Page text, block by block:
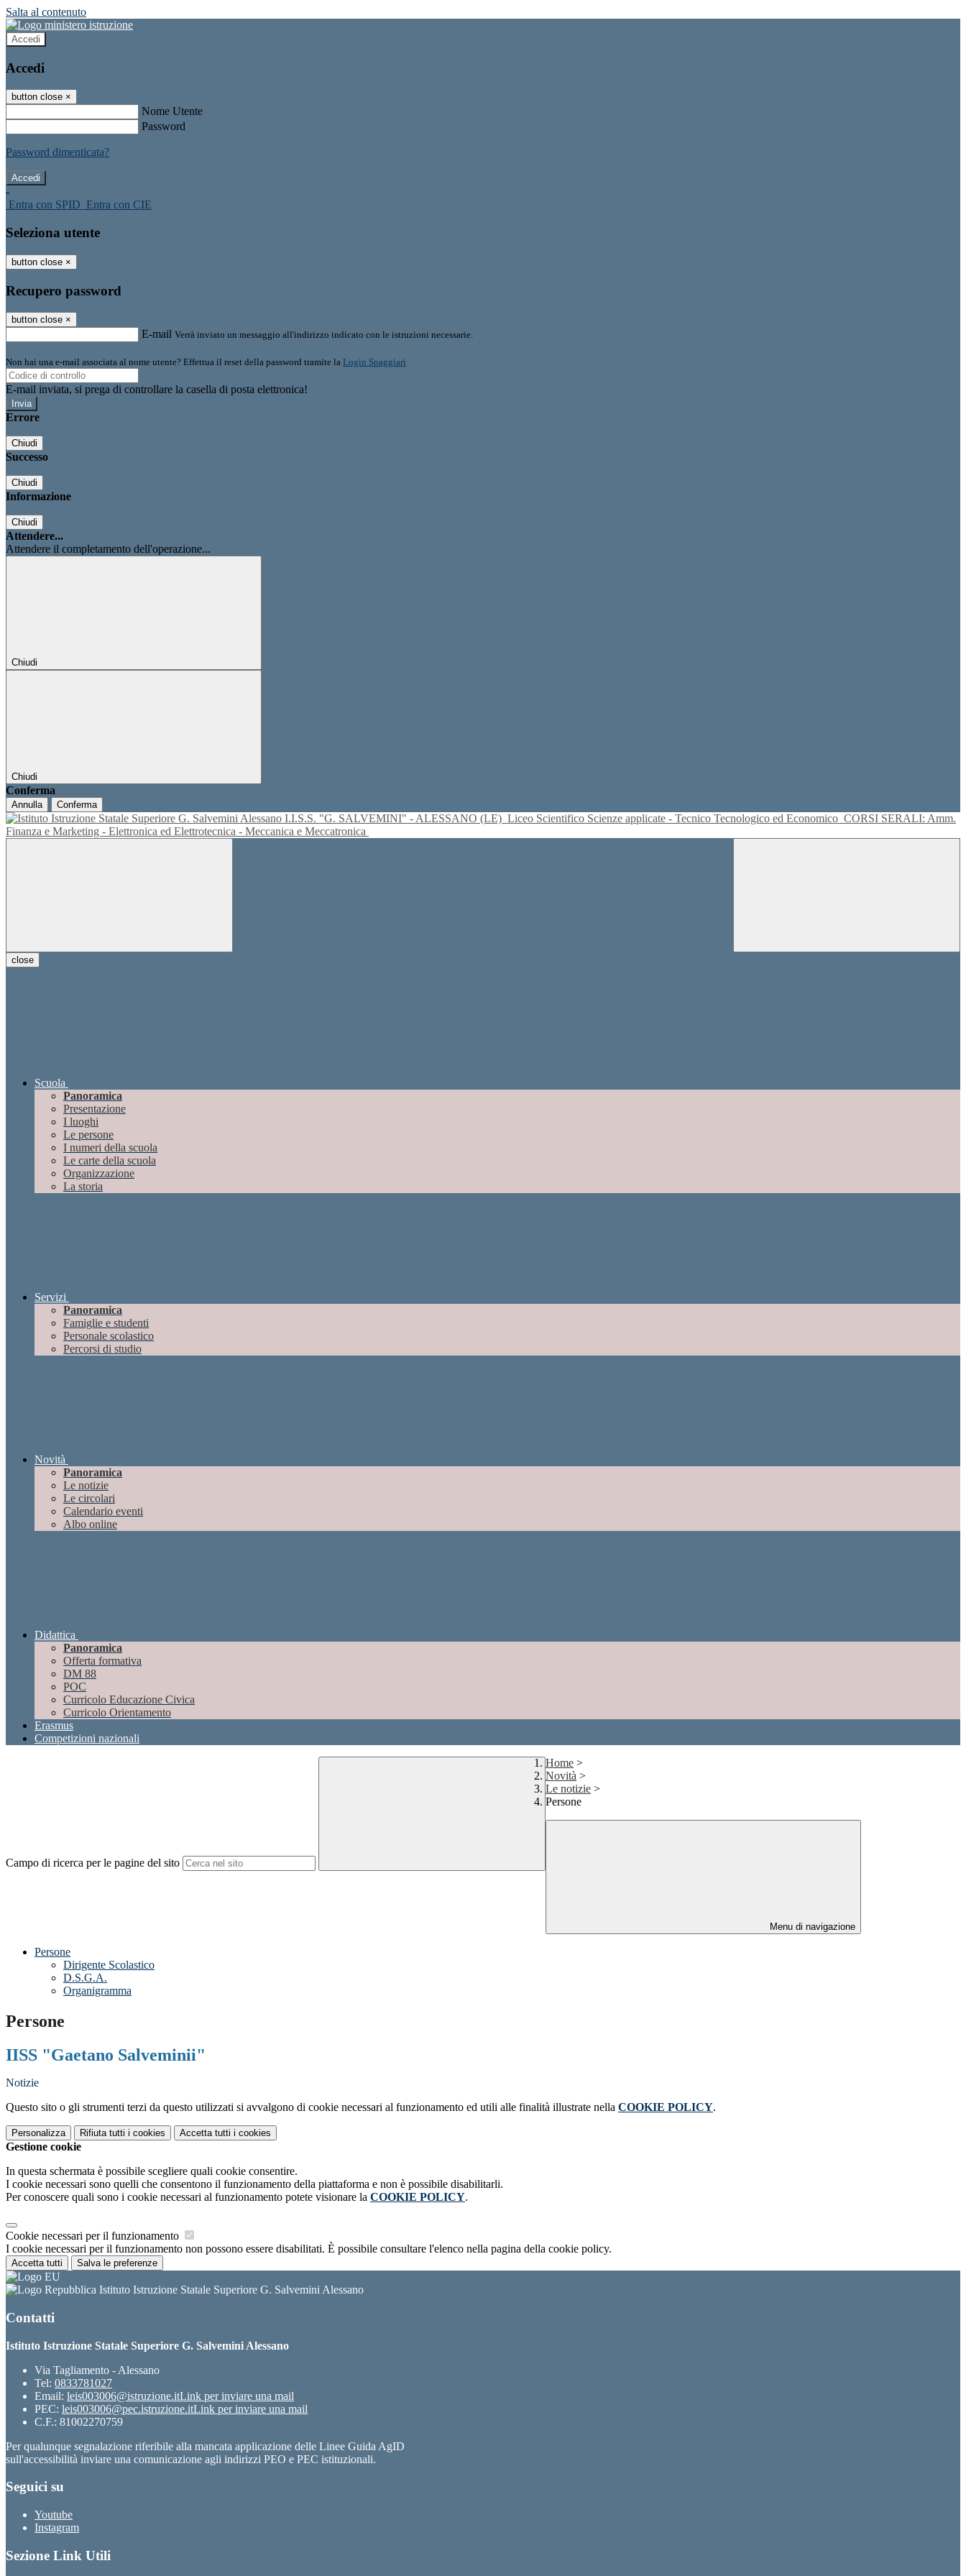
Salta al contenuto
Accedi
Accedi
button close ×
Nome Utente
Password
Password dimenticata?
-
Entra con SPID Entra con CIE
Seleziona utente
button close ×
Recupero password
button close ×
E-mail Verrà inviato un messaggio all'indirizzo indicato con le istruzioni necessarie.
Non hai una e-mail associata al nome utente? Effettua il reset della password tramite la Login Spaggiari
E-mail inviata, si prega di controllare la casella di posta elettronica!
Errore
Chiudi
Successo
Chiudi
Informazione
Chiudi
Attendere...
Attendere il completamento dell'operazione...
Chiudi
Chiudi
Conferma
Annulla Conferma
I.I.S.S. "G. SALVEMINI" - ALESSANO (LE) Liceo Scientifico Scienze applicate - Tecnico Tecnologico ed Economico CORSI SERALI: Amm.
Finanza e Marketing - Elettronica ed Elettrotecnica - Meccanica e Meccatronica
close
Scuola
Panoramica
Presentazione
I luoghi
Le persone
I numeri della scuola
Le carte della scuola
Organizzazione
La storia
Servizi
Panoramica
Famiglie e studenti
Personale scolastico
Percorsi di studio
Novità
Panoramica
Le notizie
Le circolari
Calendario eventi
Albo online
Didattica
Panoramica
Offerta formativa
DM 88
POC
Curricolo Educazione Civica
Curricolo Orientamento
Erasmus
Competizioni nazionali
Campo di ricerca per le pagine del sito
Home >
Novità >
Le notizie >
Persone
Menu di navigazione
Persone
Dirigente Scolastico
D.S.G.A.
Organigramma
Persone
IISS "Gaetano Salveminii"
Notizie
Questo sito o gli strumenti terzi da questo utilizzati si avvalgono di cookie necessari al funzionamento ed utili alle finalità illustrate nella COOKIE POLICY.
Personalizza Rifiuta tutti i cookies Accetta tutti i cookies
Gestione cookie
In questa schermata è possibile scegliere quali cookie consentire.
I cookie necessari sono quelli che consentono il funzionamento della piattaforma e non è possibile disabilitarli.
Per conoscere quali sono i cookie necessari al funzionamento potete visionare la COOKIE POLICY.
Cookie necessari per il funzionamento
I cookie necessari per il funzionamento non possono essere disabilitati. È possibile consultare l'elenco nella pagina della cookie policy.
Accetta tutti Salva le preferenze
Istituto Istruzione Statale Superiore G. Salvemini Alessano
Contatti
Istituto Istruzione Statale Superiore G. Salvemini Alessano
Via Tagliamento - Alessano
Tel: 0833781027
Email: leis003006@istruzione.itLink per inviare una mail
PEC: leis003006@pec.istruzione.itLink per inviare una mail
C.F.: 81002270759
Per qualunque segnalazione riferibile alla mancata applicazione delle Linee Guida AgID
sull'accessibilità inviare una comunicazione agli indirizzi PEO e PEC istituzionali.
Seguici su
Youtube
Instagram
Sezione Link Utili